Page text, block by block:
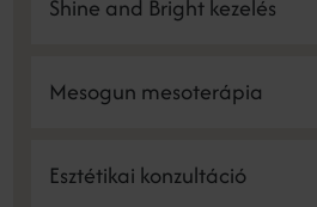
Shine and Bright kezelés
Mesogun mesoterápia
Esztétikai konzultáció